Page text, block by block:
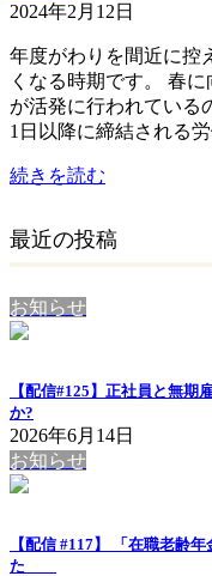
2024年2月12日
年度がわりを間近に控
くなる時期です。 春
が活発に行われている
1日以降に締結される
続きを読む
最近の投稿
お知らせ
【配信#125】正社員と無
か?
2026年6月14日
お知らせ
【配信 #117】 「在職老齢
た